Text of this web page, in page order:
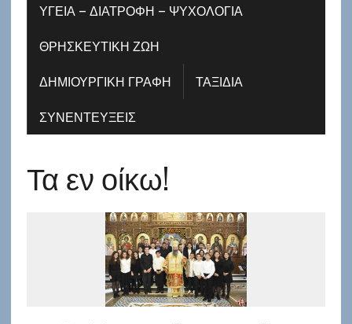
ΥΓΕΊΑ – ΔΙΑΤΡΟΦΉ – ΨΥΧΟΛΟΓΊΑ
ΘΡΗΣΚΕΥΤΙΚΉ ΖΩΉ
ΔΗΜΙΟΥΡΓΙΚΉ ΓΡΑΦΉ
ΤΑΞΊΔΙΑ
ΣΥΝΕΝΤΕΎΞΕΙΣ
Τα εν οίκω!